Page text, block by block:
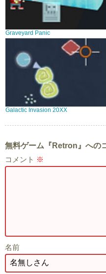
Graveyard Panic
Galactic Invasion 20XX
無料ゲーム『Retron』への
コメント ※
名前